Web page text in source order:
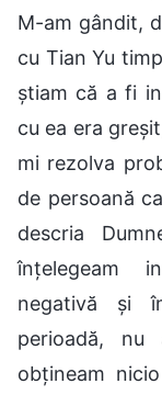
M-am gândit,
cu Tian Yu
știam că a fi
cu ea era
mi rezolva
de persoană
descria
înțelegeam
negativă și
perioadă, nu
obțineam